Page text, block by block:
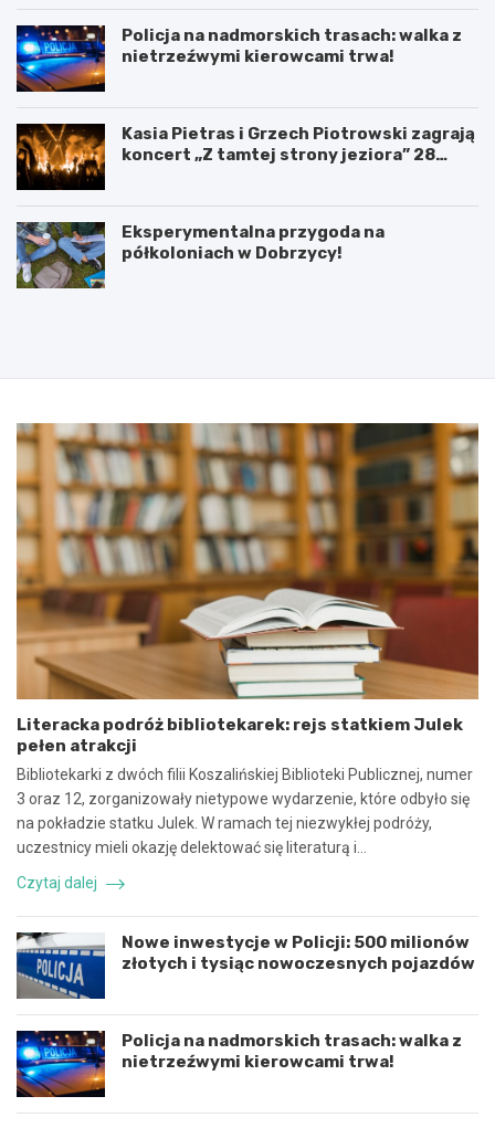
Policja na nadmorskich trasach: walka z
nietrzeźwymi kierowcami trwa!
Kasia Pietras i Grzech Piotrowski zagrają
koncert „Z tamtej strony jeziora” 28
Eksperymentalna przygoda na
półkoloniach w Dobrzycy!
P
n
i
e
u
m
o
w
y
n
w
ó
ł
p
r
a
c
ę
i
k
o
o
r
d
y
n
a
c
j
ę
r
5
2
0
2
5
:
N
i
e
b
z
e
c
z
n
e
z
d
a
r
z
e
n
i
e
d
r
o
g
o
w
Literacka podróż bibliotekarek: rejs statkiem Julek
pełen atrakcji
Bibliotekarki z dwóch filii Koszalińskiej Biblioteki Publicznej, numer
3 oraz 12, zorganizowały nietypowe wydarzenie, które odbyło się
na pokładzie statku Julek. W ramach tej niezwykłej podróży,
uczestnicy mieli okazję delektować się literaturą i…
Czytaj dalej
Nowe inwestycje w Policji: 500 milionów
złotych i tysiąc nowoczesnych pojazdów
Policja na nadmorskich trasach: walka z
nietrzeźwymi kierowcami trwa!